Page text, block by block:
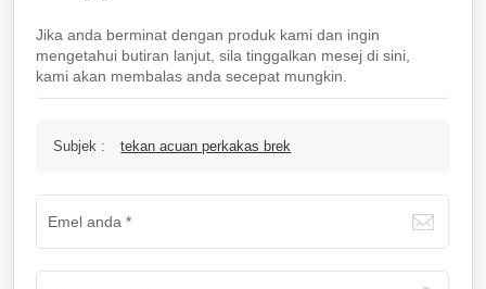
Jika anda berminat dengan produk kami dan ingin
mengetahui butiran lanjut, sila tinggalkan mesej di sini,
kami akan membalas anda secepat mungkin.
Subjek : tekan acuan perkakas brek